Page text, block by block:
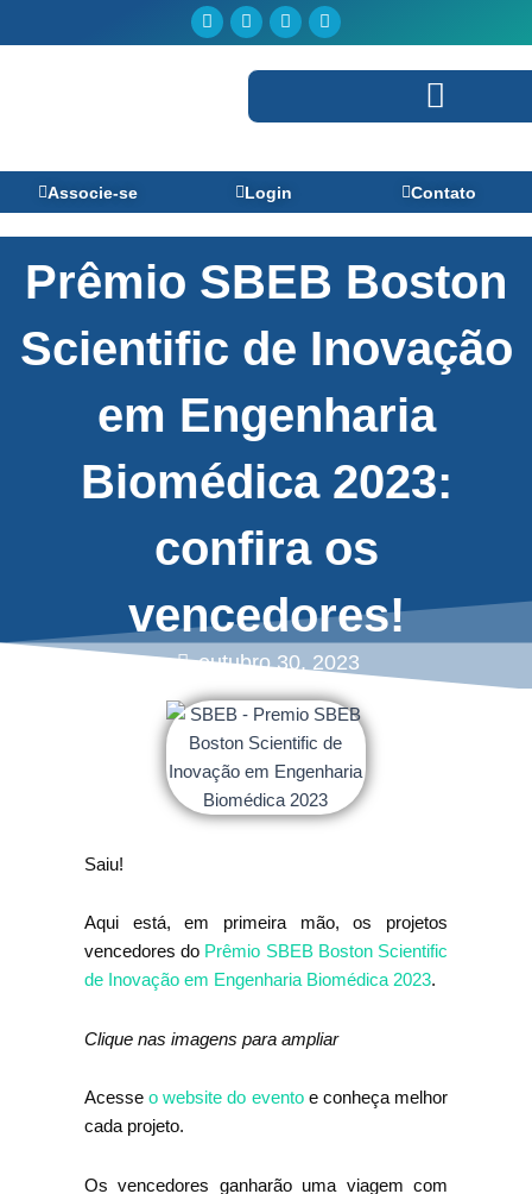
para
Facebook
LinkedinYoutubeInstagram
Associe-se Login Contato
Prêmio SBEB Boston
Scientific de Inovação
em Engenharia
Biomédica 2023:
confira os
vencedores!
outubro 30, 2023
Saiu!
Aqui está, em primeira mão, os projetos
vencedores do Prêmio SBEB Boston Scientific
de Inovação em Engenharia Biomédica 2023.
Clique nas imagens para ampliar
Acesseo website do eventoe conheça melhor
cada projeto.
Os vencedores ganharão uma viagem com